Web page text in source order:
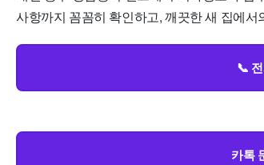
사항까지 꼼꼼히 확인하고, 깨끗한 새 집에서
📞
카톡